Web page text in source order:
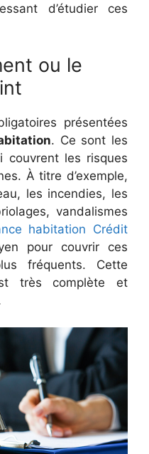
d’étudier ces
ou le
présentées
. Ce sont les
couvrent les risques
À titre d’exemple,
les incendies, les
vandalismes
habitation Crédit
pour couvrir ces
fréquents. Cette
très complète et